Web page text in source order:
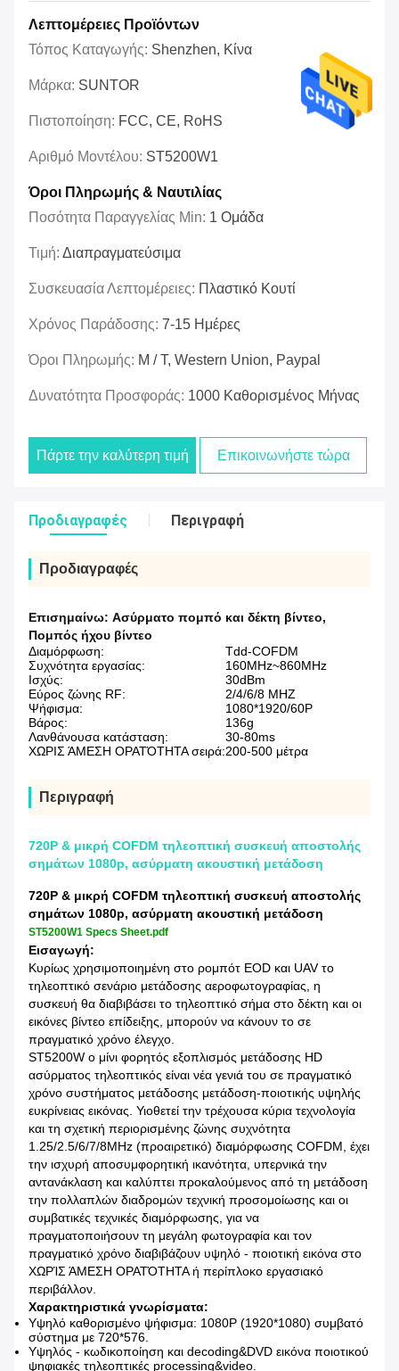
Λεπτομέρειες Προϊόντων
Τόπος Καταγωγής: Shenzhen, Κίνα
Μάρκα: SUNTOR
Πιστοποίηση: FCC, CE, RoHS
Αριθμό Μοντέλου: ST5200W1
Όροι Πληρωμής & Ναυτιλίας
Ποσότητα Παραγγελίας Min: 1 Ομάδα
Τιμή: Διαπραγματεύσιμα
Συσκευασία Λεπτομέρειες: Πλαστικό Κουτί
Χρόνος Παράδοσης: 7-15 Ημέρες
Όροι Πληρωμής: Μ / Τ, Western Union, Paypal
Δυνατότητα Προσφοράς: 1000 Καθορισμένος Μήνας
Πάρτε την καλύτερη τιμή Επικοινωνήστε τώρα
Προδιαγραφές Περιγραφή
Προδιαγραφές
Επισημαίνω: Ασύρματο πομπό και δέκτη βίντεο,
Πομπός ήχου βίντεο
Διαμόρφωση:
Tdd-COFDM
Συχνότητα εργασίας:
160MHz~860MHz
Ισχύς:
30dBm
Εύρος ζώνης RF:
2/4/6/8 MHZ
Ψήφισμα:
1080*1920/60P
Βάρος:
136g
Λανθάνουσα κατάσταση:
30-80ms
ΧΩΡΙΣ ΆΜΕΣΗ ΟΡΑΤΌΤΗΤΑ σειρά:200-500 μέτρα
Περιγραφή
720P & μικρή COFDM τηλεοπτική συσκευή αποστολής
σημάτων 1080p, ασύρματη ακουστική μετάδοση
720P & μικρή COFDM τηλεοπτική συσκευή αποστολής
σημάτων 1080p, ασύρματη ακουστική μετάδοση
ST5200W1 Specs Sheet.pdf
Εισαγωγή:
Κυρίως χρησιμοποιημένη στο ρομπότ EOD και UAV το
τηλεοπτικό σενάριο μετάδοσης αεροφωτογραφίας, η
συσκευή θα διαβιβάσει το τηλεοπτικό σήμα στο δέκτη και οι
εικόνες βίντεο επίδειξης, μπορούν να κάνουν το σε
πραγματικό χρόνο έλεγχο.
ST5200W ο μίνι φορητός εξοπλισμός μετάδοσης HD
ασύρματος τηλεοπτικός είναι νέα γενιά του σε πραγματικό
χρόνο συστήματος μετάδοσης μετάδοση-ποιοτικής υψηλής
ευκρίνειας εικόνας. Υιοθετεί την τρέχουσα κύρια τεχνολογία
και τη σχετική περιορισμένης ζώνης συχνότητα
1.25/2.5/6/7/8MHz (προαιρετικό) διαμόρφωσης COFDM, έχει
την ισχυρή αποσυμφορητική ικανότητα, υπερνικά την
αντανάκλαση και καλύπτει προκαλούμενος από τη μετάδοση
την πολλαπλών διαδρομών τεχνική προσομοίωσης και οι
συμβατικές τεχνικές διαμόρφωσης, για να
πραγματοποιήσουν τη μεγάλη φωτογραφία και τον
πραγματικό χρόνο διαβιβάζουν υψηλό - ποιοτική εικόνα στο
ΧΩΡΊΣ ΆΜΕΣΗ ΟΡΑΤΌΤΗΤΑ ή περίπλοκο εργασιακό
περιβάλλον.
Χαρακτηριστικά γνωρίσματα:
Υψηλό καθορισμένο ψήφισμα: 1080P (1920*1080) συμβατό
σύστημα με 720*576.
Υψηλός - κωδικοποίηση και decoding&DVD εικόνα ποιοτικού
ψηφιακές τηλεοπτικές processing&video.